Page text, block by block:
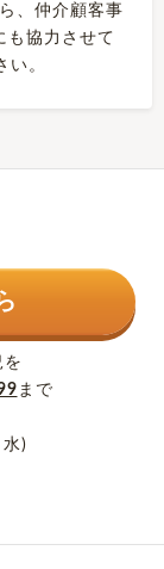
、仲介顧客事
も協力させて
い。
まで
)